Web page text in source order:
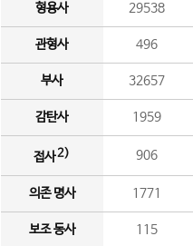
형용사 29538
관형사 496
부사 32657
감탄사 1959
접사2) 906
의존 명사 1771
보조 동사 115